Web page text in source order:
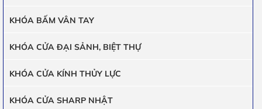
KHÓA BẤM VÂN TAY
KHÓA CỬA ĐẠI SẢNH, BIỆT THỰ
KHÓA CỬA KÍNH THỦY LỰC
KHÓA CỬA SHARP NHẬT